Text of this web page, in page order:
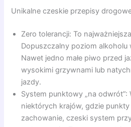
Unikalne czeskie przepisy
Zero tolerancji: To
Dopuszczalny poziom alkoholu
Nawet jedno małe piwo przed
wysokimi grzywnami lub
jazdy.
System punktowy „na
niektórych krajów, gdzie
zachowanie, czeski system